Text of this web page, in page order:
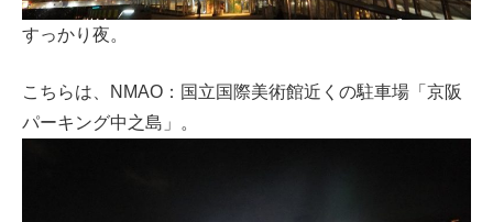
すっかり夜。
こちらは、NMAO：国立国際美術館近くの駐車場「京阪
パーキング中之島」。